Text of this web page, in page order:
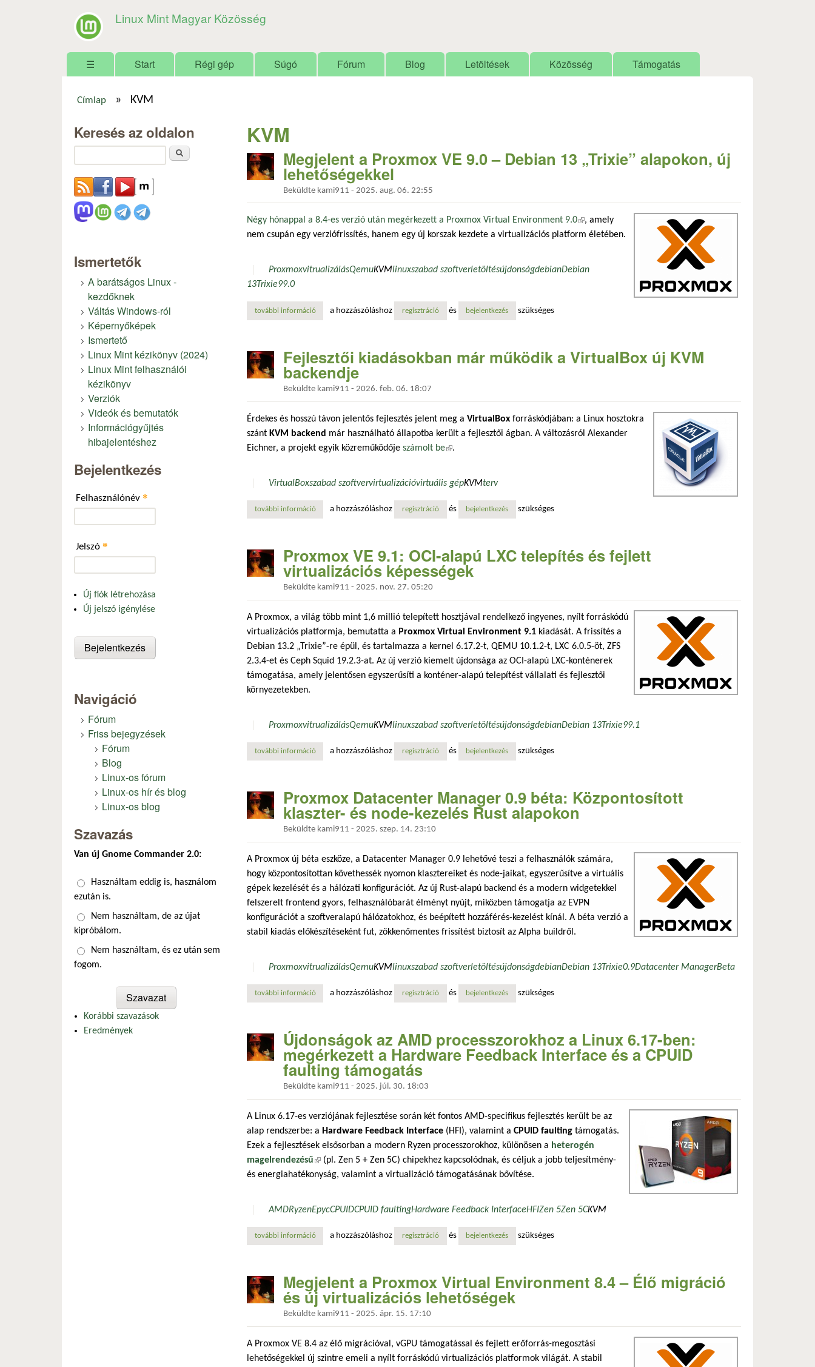
Linux Mint Magyar Közösség
Főmenü
☰ Start Régi gép Súgó Fórum Blog Letöltések Közösség Támogatás
Címlap » KVM
KVM
Megjelent a Proxmox VE 9.0 – Debian 13 „Trixie” alapokon, új
lehetőségekkel
Beküldte kami911 - 2025. aug. 06. 22:55
Négy hónappal a 8.4-es verzió után megérkezett a Proxmox Virtual Environment 9.0(külső hivatkozás)
, amely
nem csupán egy verziófrissítés, hanem egy új korszak kezdete a virtualizációs platform életében.
ProxmoxvitrualizálásQemuKVMlinuxszabad szoftverletöltésújdonságdebianDebian
13Trixie99.0
további információmegjelent a proxmox ve 9.0 – debian 13 „trixie” alapokon, új lehetőségekkel tartalommal kapcsolatosan
a hozzászóláshoz regisztráció és bejelentkezés szükséges
Fejlesztői kiadásokban már működik a VirtualBox új KVM
backendje
Beküldte kami911 - 2026. feb. 06. 18:07
Érdekes és hosszú távon jelentős fejlesztés jelent meg a VirtualBox forráskódjában: a Linux hosztokra
szánt KVM backend már használható állapotba került a fejlesztői ágban. A változásról Alexander
Eichner, a projekt egyik közreműködője számolt be(külső hivatkozás)
.
VirtualBoxszabad szoftvervirtualizációvirtuális gépKVMterv
további információfejlesztői kiadásokban már működik a virtualbox új kvm backendje tartalommal kapcsolatosan
a hozzászóláshoz regisztráció és bejelentkezés szükséges
Proxmox VE 9.1: OCI-alapú LXC telepítés és fejlett
virtualizációs képességek
Beküldte kami911 - 2025. nov. 27. 05:20
A Proxmox, a világ több mint 1,6 millió telepített hosztjával rendelkező ingyenes, nyílt forráskódú
virtualizációs platformja, bemutatta a Proxmox Virtual Environment 9.1 kiadását. A frissítés a
Debian 13.2 „Trixie”-re épül, és tartalmazza a kernel 6.17.2-t, QEMU 10.1.2-t, LXC 6.0.5-öt, ZFS
2.3.4-et és Ceph Squid 19.2.3-at. Az új verzió kiemelt újdonsága az OCI-alapú LXC-konténerek
támogatása, amely jelentősen egyszerűsíti a konténer-alapú telepítést vállalati és fejlesztői
környezetekben.
ProxmoxvitrualizálásQemuKVMlinuxszabad szoftverletöltésújdonságdebianDebian 13Trixie99.1
további információproxmox ve 9.1: oci-alapú lxc telepítés és fejlett virtualizációs képességek tartalommal kapcsolatosan
a hozzászóláshoz regisztráció és bejelentkezés szükséges
Proxmox Datacenter Manager 0.9 béta: Központosított
klaszter- és node-kezelés Rust alapokon
Beküldte kami911 - 2025. szep. 14. 23:10
A Proxmox új béta eszköze, a Datacenter Manager 0.9 lehetővé teszi a felhasználók számára,
hogy központosítottan követhessék nyomon klasztereiket és node-jaikat, egyszerűsítve a virtuális
gépek kezelését és a hálózati konfigurációt. Az új Rust-alapú backend és a modern widgetekkel
felszerelt frontend gyors, felhasználóbarát élményt nyújt, miközben támogatja az EVPN
konfigurációt a szoftveralapú hálózatokhoz, és beépített hozzáférés-kezelést kínál. A béta verzió a
stabil kiadás előkészítéseként fut, zökkenőmentes frissítést biztosít az Alpha buildről.
ProxmoxvitrualizálásQemuKVMlinuxszabad szoftverletöltésújdonságdebianDebian 13Trixie0.9Datacenter ManagerBeta
további információproxmox datacenter manager 0.9 béta: központosított klaszter- és node-kezelés rust alapokon tartalommal kapcsolatosan
a hozzászóláshoz regisztráció és bejelentkezés szükséges
Újdonságok az AMD processzorokhoz a Linux 6.17-ben:
megérkezett a Hardware Feedback Interface és a CPUID
faulting támogatás
Beküldte kami911 - 2025. júl. 30. 18:03
A Linux 6.17-es verziójának fejlesztése során két fontos AMD-specifikus fejlesztés került be az
alap rendszerbe: a Hardware Feedback Interface (HFI), valamint a CPUID faulting támogatás.
Ezek a fejlesztések elsősorban a modern Ryzen processzorokhoz, különösen a heterogén
magelrendezésű(külső hivatkozás)
(pl. Zen 5 + Zen 5C) chipekhez kapcsolódnak, és céljuk a jobb teljesítmény-
és energiahatékonyság, valamint a virtualizáció támogatásának bővítése.
AMDRyzenEpycCPUIDCPUID faultingHardware Feedback InterfaceHFIZen 5Zen 5CKVM
további információújdonságok az amd processzorokhoz a linux 6.17-ben: megérkezett a hardware feedback interface és a cpuid faulting támogatás tartalommal kapcsolatosan
a hozzászóláshoz regisztráció és bejelentkezés szükséges
Megjelent a Proxmox Virtual Environment 8.4 – Élő migráció
és új virtualizációs lehetőségek
Beküldte kami911 - 2025. ápr. 15. 17:10
A Proxmox VE 8.4 az élő migrációval, vGPU támogatással és fejlett erőforrás-megosztási
lehetőségekkel új szintre emeli a nyílt forráskódú virtualizációs platformok világát. A stabil
Keresés az oldalon
Ismertetők
A barátságos Linux -
kezdőknek
Váltás Windows-ról
Képernyőképek
Ismertető
Linux Mint kézikönyv (2024)
Linux Mint felhasználói
kézikönyv
Verziók
Videók és bemutatók
Információgyűjtés
hibajelentéshez
Bejelentkezés
Felhasználónév *
Jelszó *
Új fiók létrehozása
Új jelszó igénylése
Navigáció
Fórum
Friss bejegyzések
Fórum
Blog
Linux-os fórum
Linux-os hír és blog
Linux-os blog
Szavazás
Van új Gnome Commander 2.0:
Választások
Használtam eddig is, használom
ezután is.
Nem használtam, de az újat
kipróbálom.
Nem használtam, és ez után sem
fogom.
Korábbi szavazások
Eredmények